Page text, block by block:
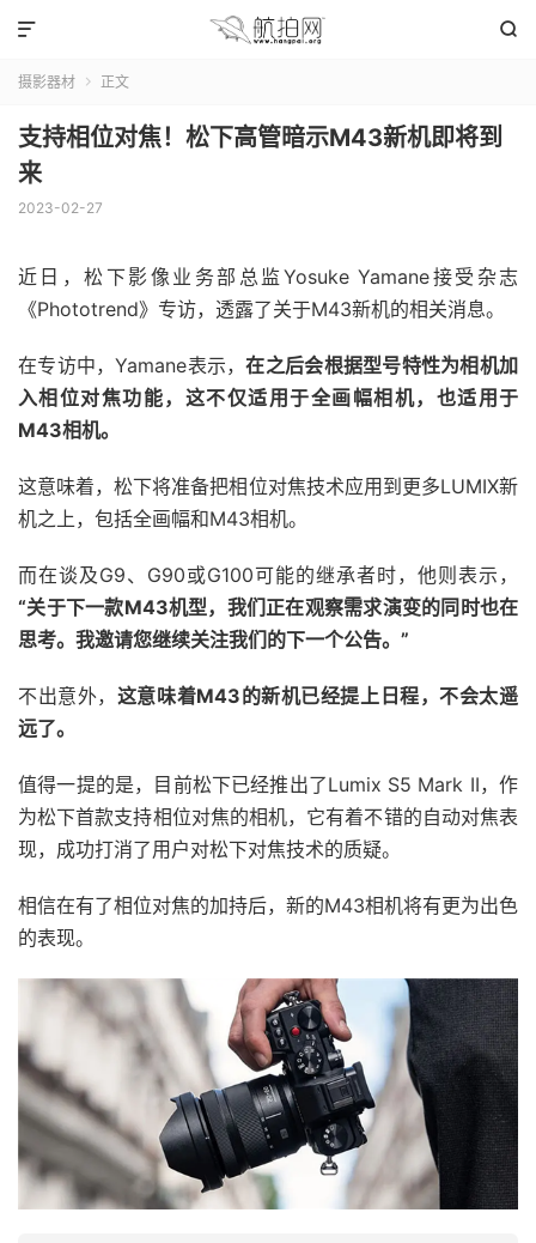


摄影器材  正文
支持相位对焦！松下高管暗示M43新机即将到
来
2023-02-27
近日，松下影像业务部总监Yosuke Yamane接受杂志
《Phototrend》专访，透露了关于M43新机的相关消息。
在专访中，Yamane表示，在之后会根据型号特性为相机加
入相位对焦功能，这不仅适用于全画幅相机，也适用于
M43相机。
这意味着，松下将准备把相位对焦技术应用到更多LUMIX新
机之上，包括全画幅和M43相机。
而在谈及G9、G90或G100可能的继承者时，他则表示，
“关于下一款M43机型，我们正在观察需求演变的同时也在
思考。我邀请您继续关注我们的下一个公告。”
不出意外， 这意味着M43的新机已经提上日程，不会太遥
远了。
值得一提的是，目前松下已经推出了Lumix S5 Mark II，作
为松下首款支持相位对焦的相机，它有着不错的自动对焦表
现，成功打消了用户对松下对焦技术的质疑。
相信在有了相位对焦的加持后，新的M43相机将有更为出色
的表现。